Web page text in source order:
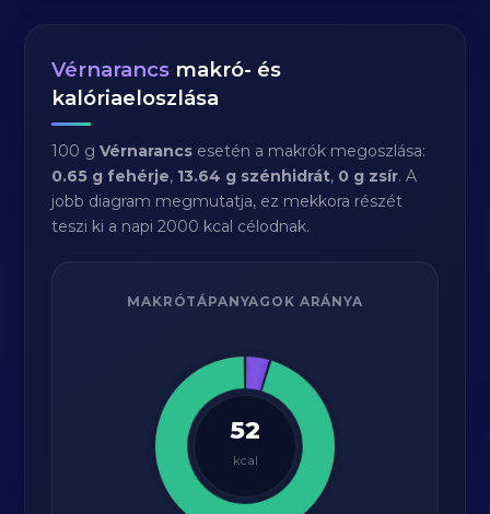
Vérnarancs makró- és
kalóriaeloszlása
100 gVérnarancs esetén a makrók megoszlása:
0.65 g fehérje, 13.64 g szénhidrát, 0 g zsír. A
jobb diagram megmutatja, ez mekkora részét
teszi ki a napi 2000 kcal célodnak.
MAKRÓTÁPANYAGOK ARÁNYA
52
kcal